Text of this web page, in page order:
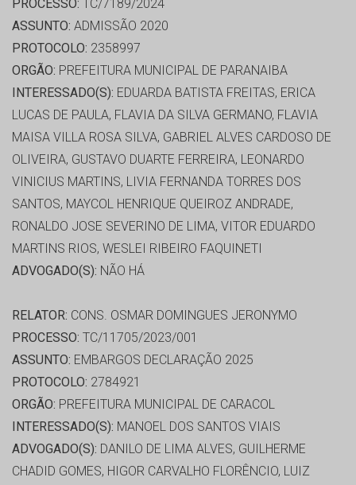
PROCESSO: TC/7189/2024
ASSUNTO: ADMISSÃO 2020
PROTOCOLO: 2358997
ORGÃO: PREFEITURA MUNICIPAL DE PARANAIBA
INTERESSADO(S): EDUARDA BATISTA FREITAS, ERICA
LUCAS DE PAULA, FLAVIA DA SILVA GERMANO, FLAVIA
MAISA VILLA ROSA SILVA, GABRIEL ALVES CARDOSO DE
OLIVEIRA, GUSTAVO DUARTE FERREIRA, LEONARDO
VINICIUS MARTINS, LIVIA FERNANDA TORRES DOS
SANTOS, MAYCOL HENRIQUE QUEIROZ ANDRADE,
RONALDO JOSE SEVERINO DE LIMA, VITOR EDUARDO
MARTINS RIOS, WESLEI RIBEIRO FAQUINETI
ADVOGADO(S): NÃO HÁ
RELATOR: CONS. OSMAR DOMINGUES JERONYMO
PROCESSO: TC/11705/2023/001
ASSUNTO: EMBARGOS DECLARAÇÃO 2025
PROTOCOLO: 2784921
ORGÃO: PREFEITURA MUNICIPAL DE CARACOL
INTERESSADO(S): MANOEL DOS SANTOS VIAIS
ADVOGADO(S): DANILO DE LIMA ALVES, GUILHERME
CHADID GOMES, HIGOR CARVALHO FLORÊNCIO, LUIZ